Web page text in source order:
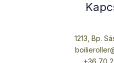
1213, Bp.